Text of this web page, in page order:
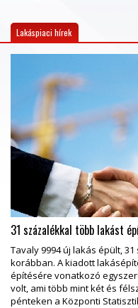
Lakáspiaci hírek
31 százalékkal több lakást
Tavaly 9994 új lakás épült,
korábban. A kiadott
építésére vonatkozó
volt, ami több mint két és
pénteken a Központi